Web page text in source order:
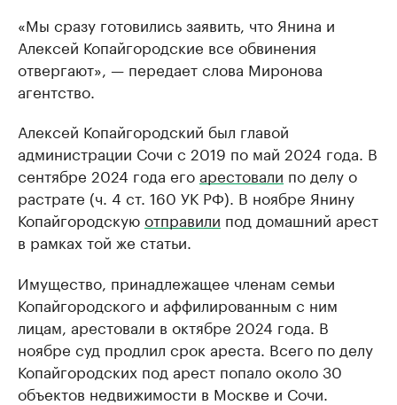
«Мы сразу готовились заявить, что Янина и
Алексей Копайгородские все обвинения
отвергают», — передает слова Миронова
агентство.
Алексей Копайгородский был главой
администрации Сочи с 2019 по май 2024 года. В
сентябре 2024 года егоарестовали по делу о
растрате (ч. 4 ст. 160 УК РФ). В ноябре Янину
Копайгородскуюотправили под домашний арест
в рамках той же статьи.
Имущество, принадлежащее членам семьи
Копайгородского и аффилированным с ним
лицам, арестовали в октябре 2024 года. В
ноябре суд продлил срок ареста. Всего по делу
Копайгородских под арест попало около 30
объектов недвижимости в Москве и Сочи.